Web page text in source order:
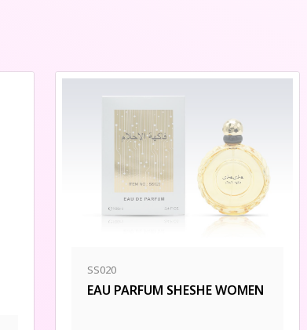
SS020
EAU PARFUM SHESHE WOMEN